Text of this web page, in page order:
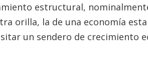
estructural,
orilla, la de una economía
un sendero de crecimiento